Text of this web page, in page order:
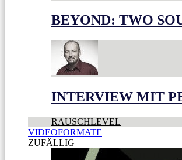
BEYOND: TWO
INTERVIEW MIT
RAUSCHLEVEL
VIDEOFORMATE
ZUFÄLLIG